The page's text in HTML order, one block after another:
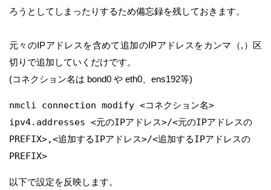
ろうとしてしまったりするため備忘録を残しておきます。
元々のIPアドレスを含めて追加のIPアドレスをカンマ（,）区
切りで追加していくだけです。
(コネクション名は bond0 や eth0、ens192等)
nmcli connection modify <コネクション名>
ipv4.addresses <元のIPアドレス>/<元のIPアドレスの
PREFIX>,<追加するIPアドレス>/<追加するIPアドレスの
PREFIX>
以下で設定を反映します。